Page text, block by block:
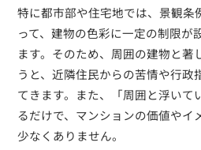
特に都市部や住宅地では、景観条
って、建物の色彩に一定の制限が
ます。そのため、周囲の建物と著
うと、近隣住民からの苦情や行政
てきます。また、「周囲と浮いて
るだけで、マンションの価値やイ
少なくありません。